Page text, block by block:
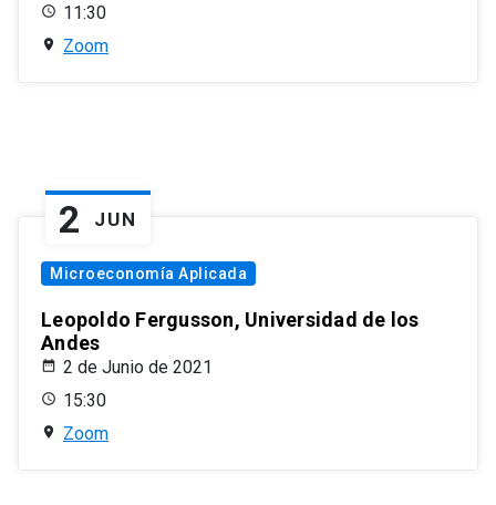
11:30
Zoom
2 JUN
Microeconomía Aplicada
Leopoldo Fergusson, Universidad de los
Andes
2 de Junio de 2021
15:30
Zoom